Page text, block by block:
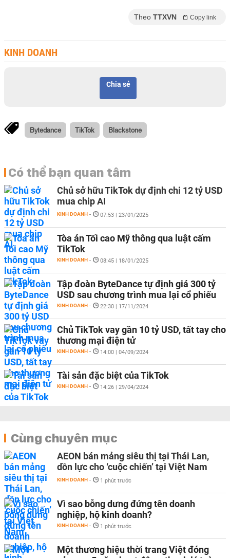
Theo TTXVN Copy link
KINH DOANH
Chia sẻ
Bytedance TikTok Blackstone
Có thể bạn quan tâm
Chủ sở hữu TikTok dự định chi 12 tỷ USD
mua chip AI
KINH DOANH - 07:53 | 23/01/2025
Tòa án Tối cao Mỹ thông qua luật cấm
TikTok
KINH DOANH - 08:45 | 18/01/2025
Tập đoàn ByteDance tự định giá 300 tỷ
USD sau chương trình mua lại cổ phiếu
KINH DOANH - 22:30 | 17/11/2024
Chủ TikTok vay gần 10 tỷ USD, tất tay cho
thương mại điện tử
KINH DOANH - 14:00 | 04/09/2024
Tài sản đặc biệt của TikTok
KINH DOANH - 14:26 | 29/04/2024
Cùng chuyên mục
AEON bán mảng siêu thị tại Thái Lan,
dồn lực cho ‘cuộc chiến’ tại Việt Nam
KINH DOANH - 1 phút trước
Vì sao bỗng dưng đứng tên doanh
nghiệp, hộ kinh doanh?
KINH DOANH - 1 phút trước
Một thương hiệu thời trang Việt đóng